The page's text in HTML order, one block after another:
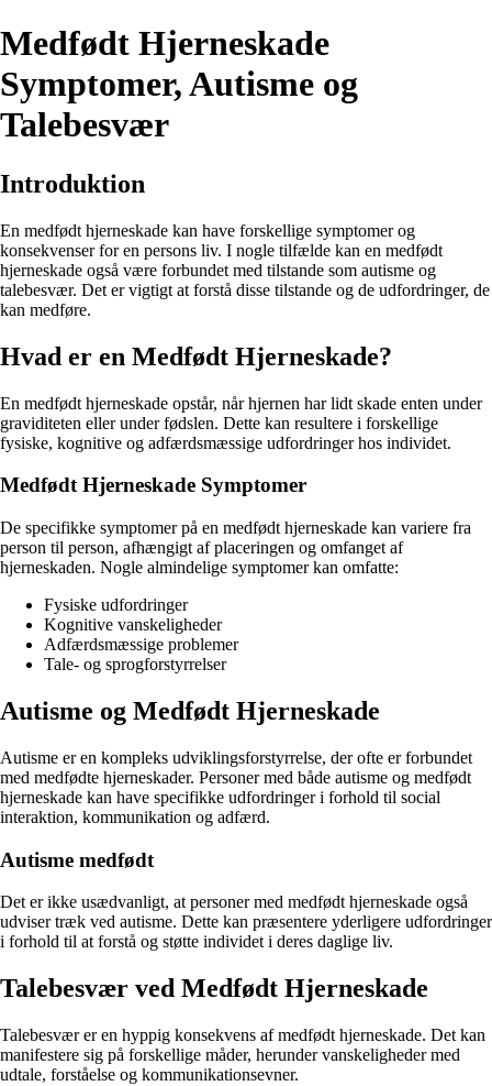
Medfødt Hjerneskade
Symptomer, Autisme og
Talebesvær
Introduktion
En medfødt hjerneskade kan have forskellige symptomer og
konsekvenser for en persons liv. I nogle tilfælde kan en medfødt
hjerneskade også være forbundet med tilstande som autisme og
talebesvær. Det er vigtigt at forstå disse tilstande og de udfordringer, de
kan medføre.
Hvad er en Medfødt Hjerneskade?
En medfødt hjerneskade opstår, når hjernen har lidt skade enten under
graviditeten eller under fødslen. Dette kan resultere i forskellige
fysiske, kognitive og adfærdsmæssige udfordringer hos individet.
Medfødt Hjerneskade Symptomer
De specifikke symptomer på en medfødt hjerneskade kan variere fra
person til person, afhængigt af placeringen og omfanget af
hjerneskaden. Nogle almindelige symptomer kan omfatte:
Fysiske udfordringer
Kognitive vanskeligheder
Adfærdsmæssige problemer
Tale- og sprogforstyrrelser
Autisme og Medfødt Hjerneskade
Autisme er en kompleks udviklingsforstyrrelse, der ofte er forbundet
med medfødte hjerneskader. Personer med både autisme og medfødt
hjerneskade kan have specifikke udfordringer i forhold til social
interaktion, kommunikation og adfærd.
Autisme medfødt
Det er ikke usædvanligt, at personer med medfødt hjerneskade også
udviser træk ved autisme. Dette kan præsentere yderligere udfordringer
i forhold til at forstå og støtte individet i deres daglige liv.
Talebesvær ved Medfødt Hjerneskade
Talebesvær er en hyppig konsekvens af medfødt hjerneskade. Det kan
manifestere sig på forskellige måder, herunder vanskeligheder med
udtale, forståelse og kommunikationsevner.